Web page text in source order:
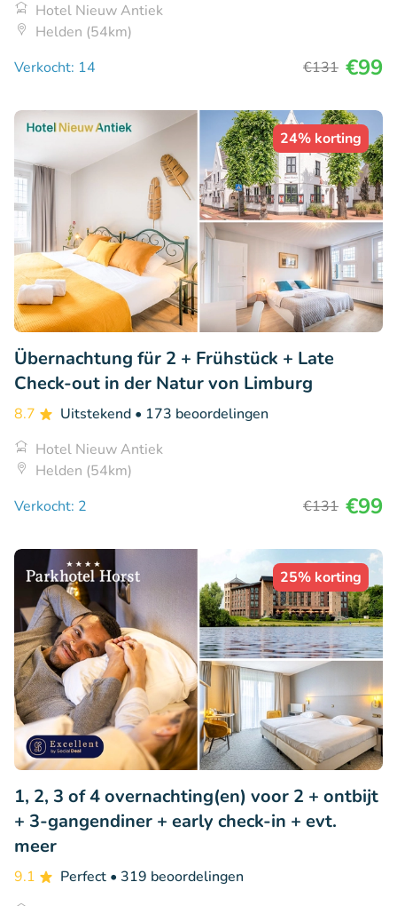
Hotel Nieuw Antiek
Helden (54km)
Verkocht: 14
€131 €99
24% korting
Übernachtung für 2 + Frühstück + Late
Check-out in der Natur von Limburg
8.7 Uitstekend • 173 beoordelingen
Hotel Nieuw Antiek
Helden (54km)
Verkocht: 2
€131 €99
25% korting
1, 2, 3 of 4 overnachting(en) voor 2 + ontbijt
+ 3-gangendiner + early check-in + evt.
meer
9.1 Perfect • 319 beoordelingen